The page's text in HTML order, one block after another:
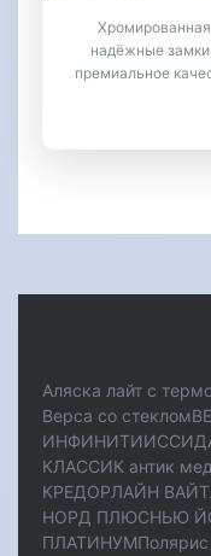
надёжные замки
премиальное
Аляска лайт с
Верса со стеклом
ИНФИНИТИ
КЛАССИК антик
КРЕДОРЛАЙН ВАЙТ
НОРД ПЛЮСНЬЮ
ПЛАТИНУМПолярис